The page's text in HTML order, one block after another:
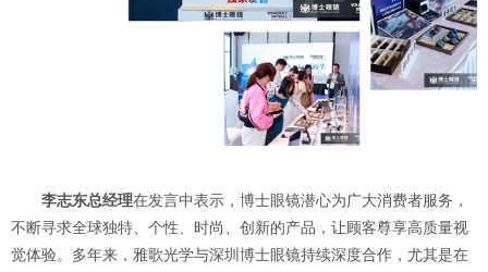
李志东总经理在发言中表示，博士眼镜潜心为广大消费者服务，
不断寻求全球独特、个性、时尚、创新的产品，让顾客尊享高质量视
觉体验。多年来，雅歌光学与深圳博士眼镜持续深度合作，尤其是在